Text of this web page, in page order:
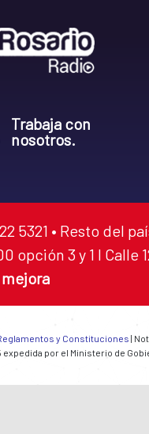
Trabaja con
nosotros.
• Resto del
opción 3 y 1 I Calle
y Constituciones |
por el Ministerio de